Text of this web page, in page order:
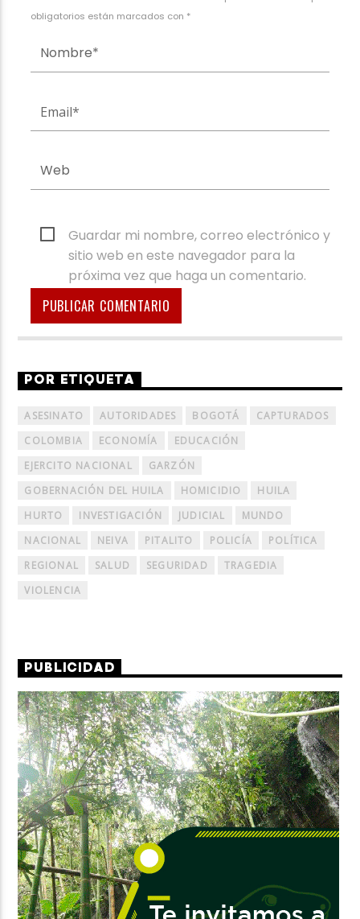
obligatorios están marcados con *
Guardar mi nombre, correo electrónico y
sitio web en este navegador para la
próxima vez que haga un comentario.
POR ETIQUETA
ASESINATO AUTORIDADES BOGOTÁ
CAPTURADOS
COLOMBIA
ECONOMÍA
EDUCACIÓN
EJERCITO NACIONAL
GARZÓN
GOBERNACIÓN DEL HUILA
HOMICIDIO
HUILA
HURTO
INVESTIGACIÓN JUDICIAL
MUNDO
NACIONAL
NEIVA PITALITO POLICÍA
POLÍTICA
REGIONAL
SALUD SEGURIDAD
TRAGEDIA
VIOLENCIA
PUBLICIDAD